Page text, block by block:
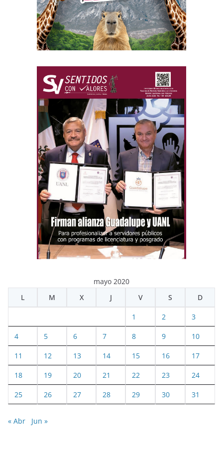
mayo 2020
L
M X J V S D
1 2 3
4 5 6 7 8 9 10
11 12 13 14 15 16 17
18 19 20 21 22 23 24
25 26 27 28 29 30 31
« Abr Jun »